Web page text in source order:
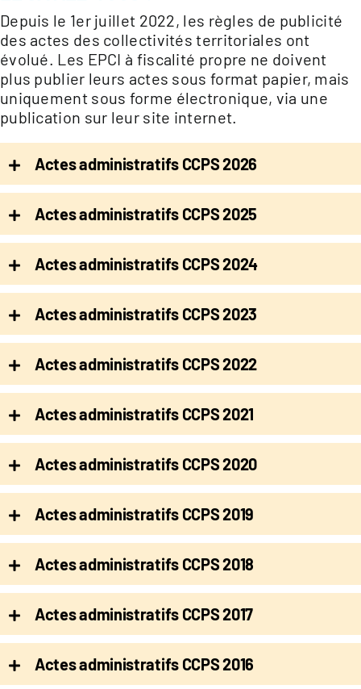
Depuis le 1er juillet 2022, les règles de publicité
des actes des collectivités territoriales ont
évolué. Les EPCI à fiscalité propre ne doivent
plus publier leurs actes sous format papier, mais
uniquement sous forme électronique, via une
publication sur leur site internet.
Actes administratifs CCPS 2026
Actes administratifs CCPS 2025
Actes administratifs CCPS 2024
Actes administratifs CCPS 2023
Actes administratifs CCPS 2022
Actes administratifs CCPS 2021
Actes administratifs CCPS 2020
Actes administratifs CCPS 2019
Actes administratifs CCPS 2018
Actes administratifs CCPS 2017
Actes administratifs CCPS 2016